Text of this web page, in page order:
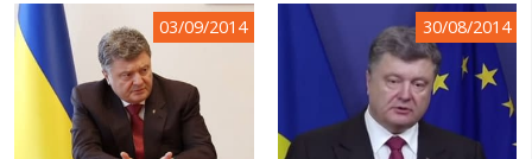
03/09/2014 30/08/2014